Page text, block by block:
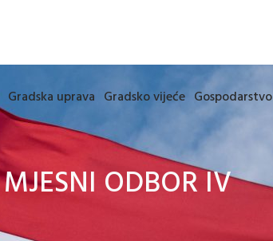
Gradska uprava Gradsko vijeće Gospodarstvo
MJESNI ODBOR IV